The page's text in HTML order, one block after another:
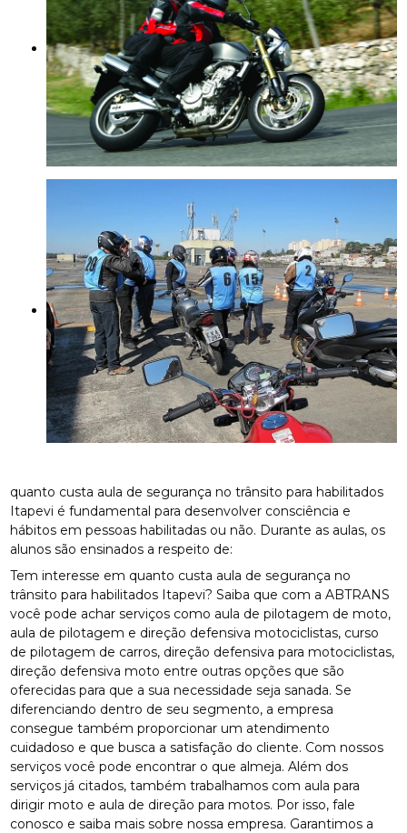
quanto custa aula de segurança no trânsito para habilitados
Itapevi é fundamental para desenvolver consciência e
hábitos em pessoas habilitadas ou não. Durante as aulas, os
alunos são ensinados a respeito de:
Tem interesse em quanto custa aula de segurança no
trânsito para habilitados Itapevi? Saiba que com a ABTRANS
você pode achar serviços como aula de pilotagem de moto,
aula de pilotagem e direção defensiva motociclistas, curso
de pilotagem de carros, direção defensiva para motociclistas,
direção defensiva moto entre outras opções que são
oferecidas para que a sua necessidade seja sanada. Se
diferenciando dentro de seu segmento, a empresa
consegue também proporcionar um atendimento
cuidadoso e que busca a satisfação do cliente. Com nossos
serviços você pode encontrar o que almeja. Além dos
serviços já citados, também trabalhamos com aula para
dirigir moto e aula de direção para motos. Por isso, fale
conosco e saiba mais sobre nossa empresa. Garantimos a